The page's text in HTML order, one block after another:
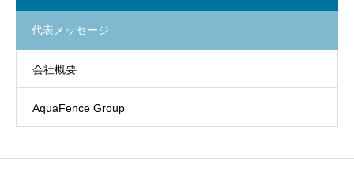
代表メッセージ
会社概要
AquaFence Group